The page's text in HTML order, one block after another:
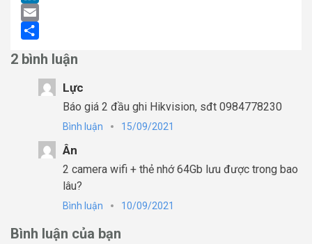
LinkedIn
Email
2 bình luận
Lực
Báo giá 2 đầu ghi Hikvision, sđt 0984778230
Bình luận 15/09/2021
Ân
2 camera wifi + thẻ nhớ 64Gb lưu được trong bao
lâu?
Bình luận 10/09/2021
Bình luận của bạn